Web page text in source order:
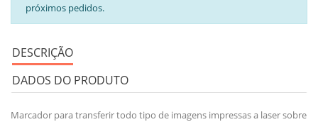
próximos pedidos.
DESCRIÇÃO
DADOS DO PRODUTO
Marcador para transferir todo tipo de imagens impressas a laser sobre